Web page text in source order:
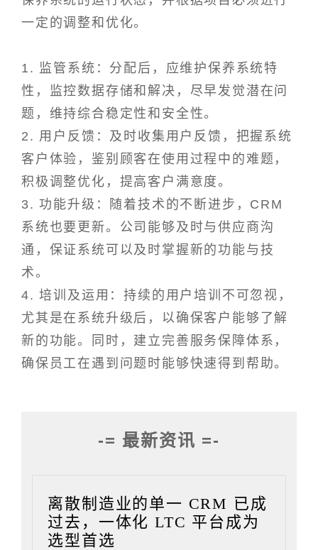
一定的调整和优化。
1. 监管系统：分配后，应维护保养系统特
性，监控数据存储和解决，尽早发觉潜在问
题，维持综合稳定性和安全性。
2. 用户反馈：及时收集用户反馈，把握系统
客户体验，鉴别顾客在使用过程中的难题，
积极调整优化，提高客户满意度。
3. 功能升级：随着技术的不断进步，CRM
系统也要更新。公司能够及时与供应商沟
通，保证系统可以及时掌握新的功能与技
术。
4. 培训及运用：持续的用户培训不可忽视，
尤其是在系统升级后，以确保客户能够了解
新的功能。同时，建立完善服务保障体系，
确保员工在遇到问题时能够快速得到帮助。
-= 最新资讯 =-
离散制造业的单一 CRM 已成
过去，一体化 LTC 平台成为
选型首选